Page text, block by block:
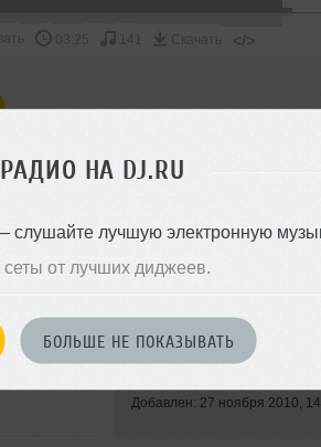
РАДИО НА DJ.RU
лучшую электронную
от лучших диджеев.
БОЛЬШЕ НЕ ПОКАЗЫВАТЬ
03:25 Скачать </>
Стиль: Trance
Добавлен: 27 ноября 2010,